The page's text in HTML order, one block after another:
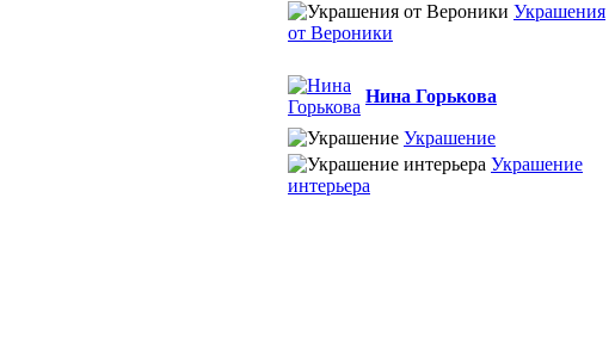
Украшения
от Вероники
Нина Горькова
Украшение
Украшение
интерьера